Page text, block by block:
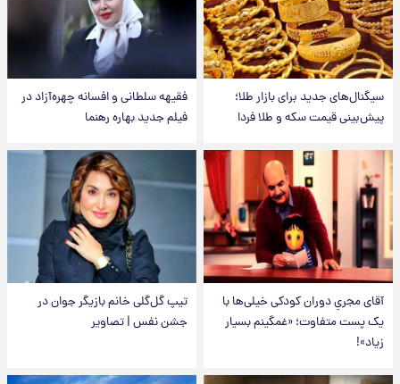
سیگنال‌های جدید برای بازار طلا؛
پیش‌بینی قیمت سکه و طلا فردا
فقیهه سلطانی و افسانه چهره‌آزاد در
فیلم جدید بهاره رهنما
آقای مجریِ دوران کودکی خیلی‌ها با
یک پست متفاوت؛ «غمگینم بسیار
زیاد»!
تیپ گل‌گلی خانم بازیگر جوان در
جشن نفس | تصاویر